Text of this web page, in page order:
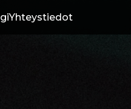
Yhteystiedot